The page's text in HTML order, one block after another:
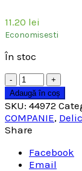
11.20 lei
Economisesti
În stoc
Cantitate
Adaugă în coș
SKU: 44972
COMPANIE,
Share
Facebook
Email